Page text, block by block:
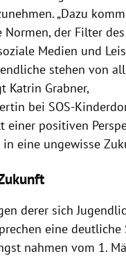
„Dazu
der Filter
Medien und
stehen von
Katrin Grabner,
bei SOS-
einer positiven
eine ungewisse
derer sich
eine deutliche
nahmen vom 1.